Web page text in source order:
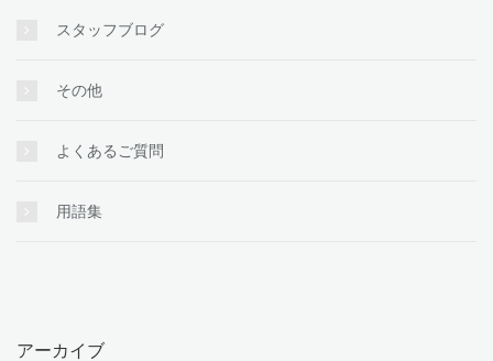
スタッフブログ
その他
よくあるご質問
用語集
アーカイブ